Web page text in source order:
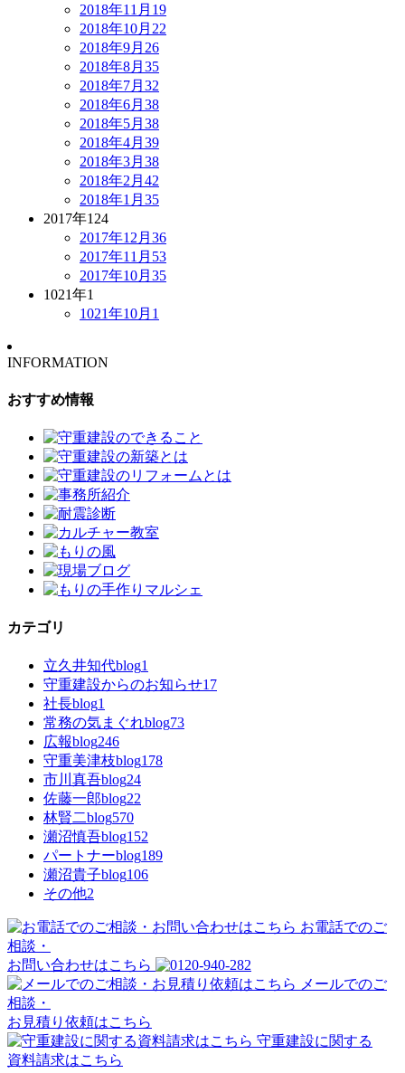
2018年11月 19
2018年10月 22
2018年9月 26
2018年8月 35
2018年7月 32
2018年6月 38
2018年5月 38
2018年4月 39
2018年3月 38
2018年2月 42
2018年1月 35
2017年124
2017年12月 36
2017年11月 53
2017年10月 35
1021年1
1021年10月 1
INFORMATION
おすすめ情報
カテゴリ
立久井知代blog1
守重建設からのお知らせ17
社長blog1
常務の気まぐれblog73
広報blog246
守重美津枝blog178
市川真吾blog24
佐藤一郎blog22
林賢二blog570
瀬沼慎吾blog152
パートナーblog189
瀬沼貴子blog106
その他2
お電話でのご
相談・
お問い合わせはこちら
メールでのご
相談・
お見積り依頼はこちら
守重建設に関する
資料請求はこちら